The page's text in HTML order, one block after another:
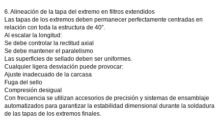
6. Alineación de la tapa del extremo en filtros extendidos
Las tapas de los extremos deben permanecer perfectamente centradas en
relación con toda la estructura de 40”.
Al escalar la longitud:
Se debe controlar la rectitud axial
Se debe mantener el paralelismo
Las superficies de sellado deben ser uniformes.
Cualquier ligera desviación puede provocar:
Ajuste inadecuado de la carcasa
Fuga del sello
Compresión desigual
Con frecuencia se utilizan accesorios de precisión y sistemas de ensamblaje
automatizados para garantizar la estabilidad dimensional durante la soldadura
de las tapas de los extremos finales.